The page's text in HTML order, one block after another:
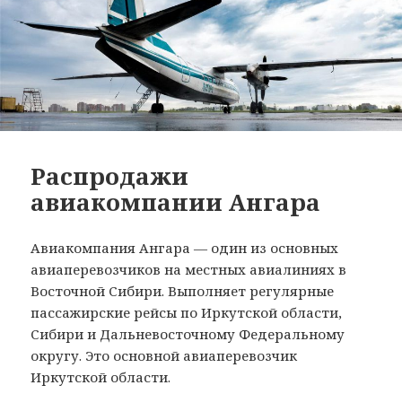
Распродажи
авиакомпании Ангара
Авиакомпания Ангара — один из основных
авиаперевозчиков на местных авиалиниях в
Восточной Сибири. Выполняет регулярные
пассажирские рейсы по Иркутской области,
Сибири и Дальневосточному Федеральному
округу. Это основной авиаперевозчик
Иркутской области.